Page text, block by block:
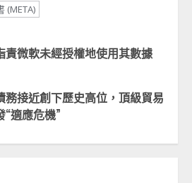
(META)
責微軟未經授權地使用其數據
務接近創下歷史高位，頂級貿易
適應危機”